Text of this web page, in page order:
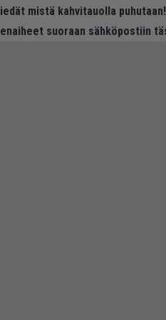
mistä kahvitauolla puhutaan!
suoraan sähköpostiin